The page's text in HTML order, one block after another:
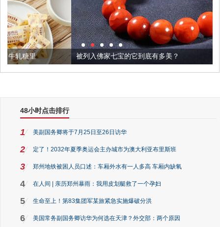
被列入佛家七宝的它到底有多美？
48小时点击排行
1 美副国务卿将于7月25日至26日访华
2 定了！2032年夏季奥运会主办城市为澳大利亚布里斯班
3 郑州地铁被困人员口述：车厢外水有一人多高 车厢内缺氧
4 在人间 | 亲历郑州暴雨：我用皮划艇救了一个孕妇
5 生命至上！第83集团军某旅紧急实施爆破分洪
6 美国常务副国务卿访华为何选在天津？外交部：两个原因